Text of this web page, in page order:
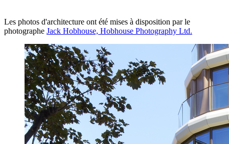
Les photos d'architecture ont été mises à disposition par le
photographe Jack Hobhouse, Hobhouse Photography Ltd.